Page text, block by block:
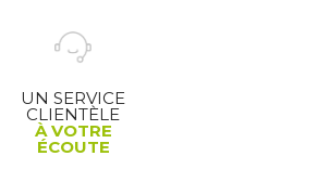
UN SERVICE
CLIENTÈLE
À VOTRE
ÉCOUTE